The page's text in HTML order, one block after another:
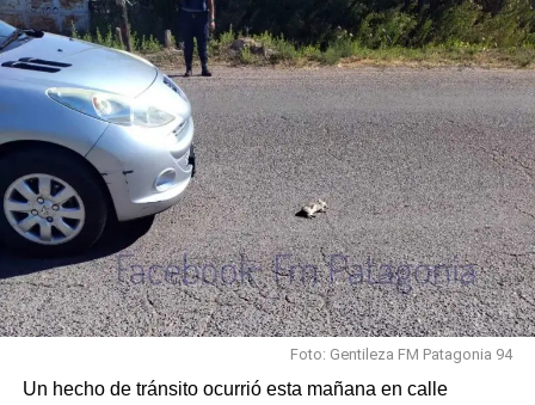
Foto: Gentileza FM Patagonia 94
Un hecho de tránsito ocurrió esta mañana en calle